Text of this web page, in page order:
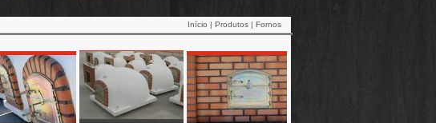
Início | Produtos | Fornos